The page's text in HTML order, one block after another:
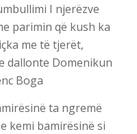
I njerëzve
parimin që kush ka
me të tjerët,
dallonte Domenikun
Boga
ta ngremë
kemi bamirësinë si